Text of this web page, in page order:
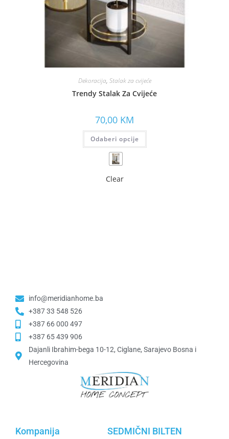
Dekoracija, Stalak za cvijeće
Trendy Stalak Za Cvijeće
70,00 KM
Odaberi opcije
Clear
info@meridianhome.ba
+387 33 548 526
+387 66 000 497
+387 65 439 906
Dajanli Ibrahim-bega 10-12, Ciglane, Sarajevo Bosna i
Hercegovina​
Kompanija SEDMIČNI BILTEN